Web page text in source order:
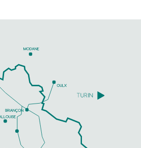
bezoeken,
flesvoeding
van